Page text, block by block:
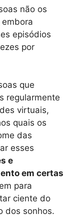
não os
episódios
por
que
regularmente
virtuais,
quais os
das
esses
e
em certas
para
ciente do
dos sonhos.